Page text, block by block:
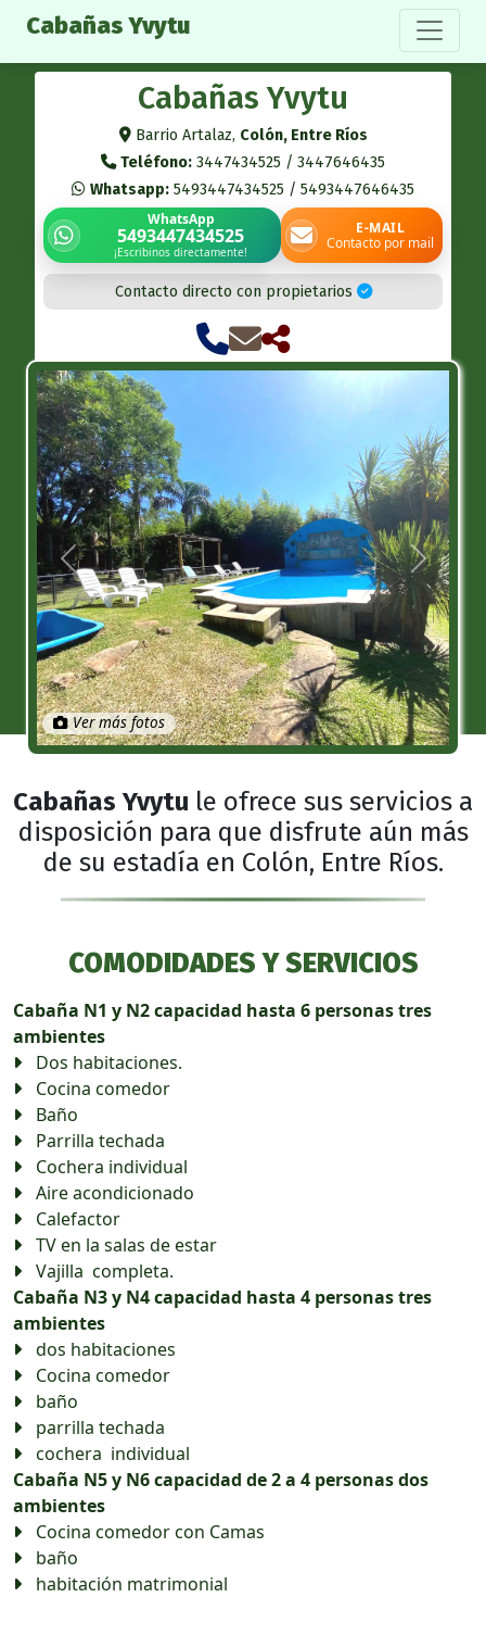
Cabañas Yvytu
Cabañas Yvytu
Barrio Artalaz, Colón, Entre Ríos
Teléfono: 3447434525 / 3447646435
Whatsapp: 5493447434525 / 5493447646435
WhatsApp
5493447434525
¡Escribinos directamente!
E-MAIL
Contacto por mail
Contacto directo con propietarios
Anterior Próximo
Ver más fotos
Cabañas Yvytu le ofrece sus servicios a
disposición para que disfrute aún más
de su estadía en Colón, Entre Ríos.
COMODIDADES Y SERVICIOS
Cabaña N1 y N2 capacidad hasta 6 personas tres
ambientes
Dos habitaciones.
Cocina comedor
Baño
Parrilla techada
Cochera individual
Aire acondicionado
Calefactor
TV en la salas de estar
Vajilla completa.
Cabaña N3 y N4 capacidad hasta 4 personas tres
ambientes
dos habitaciones
Cocina comedor
baño
parrilla techada
cochera individual
Cabaña N5 y N6 capacidad de 2 a 4 personas dos
ambientes
Cocina comedor con Camas
baño
habitación matrimonial